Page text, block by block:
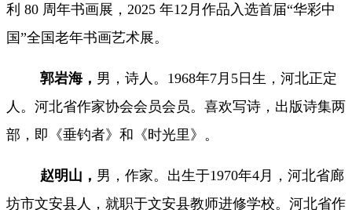
利 80 周年书画展，2025 年12月作品入选首届“华彩中
国”全国老年书画艺术展。
郭岩海， 男，诗人。1968年7月5日生 ，河北正定
人。河北省作家协会会员会员。喜欢写诗，出版诗集两
部，即《垂钓者》和《时光里》。
赵明山， 男，作家。 出生于1970年4月，河北省廊
坊市文安县 人，就职于文安县教师进修学校。河北省作